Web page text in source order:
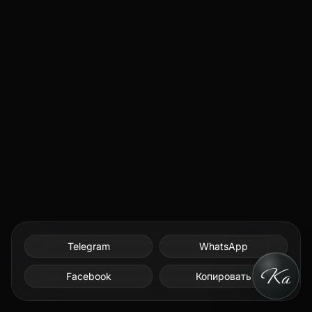
Telegram WhatsApp
Facebook Копировать